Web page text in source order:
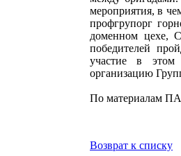
мероприятия, в
профгрупорг
доменном цехе,
победителей
участие в этом
организацию
По материалам
Возврат к списку